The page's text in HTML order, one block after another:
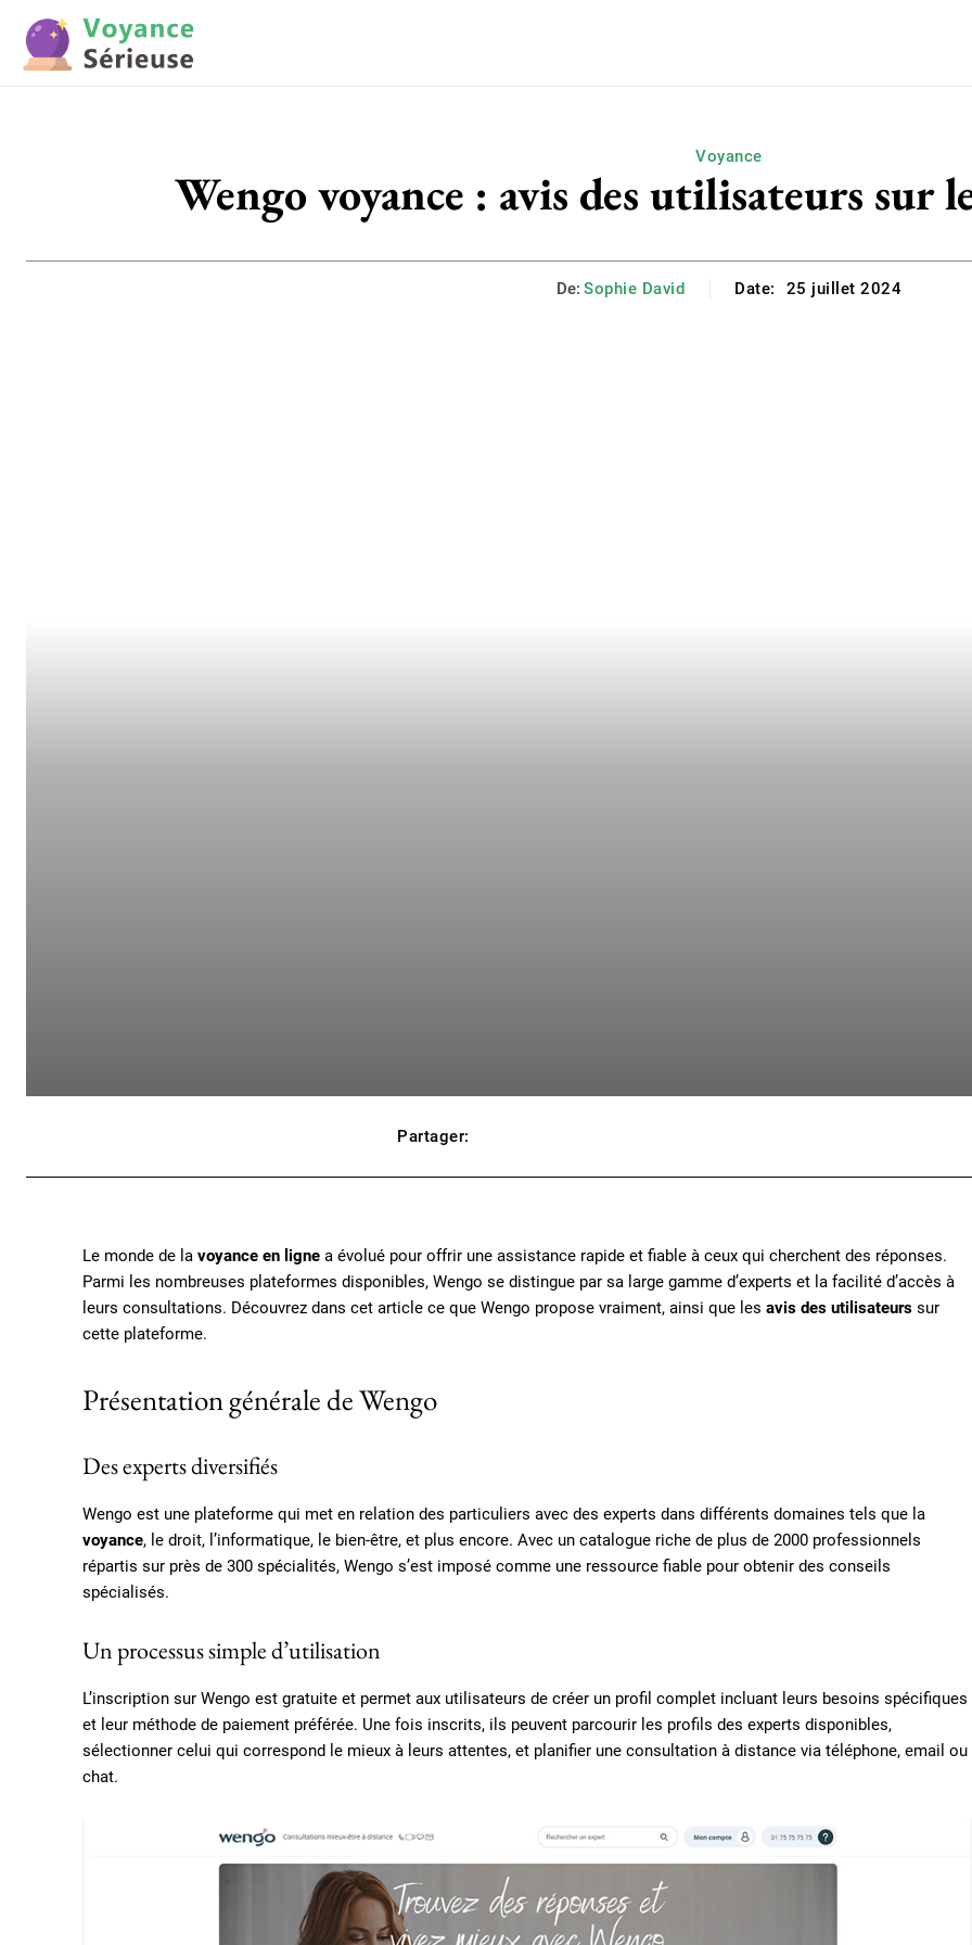
Voyance
Wengo voyance : avis des utilisateurs sur
De: Sophie David Date: 25 juillet 2024
Partager:
Le monde de la voyance en ligne a évolué pour offrir une assistance rapide et fiable à ceux qui cherchent des réponses.
Parmi les nombreuses plateformes disponibles, Wengo se distingue par sa large gamme d’experts et la facilité d’accès à
leurs consultations. Découvrez dans cet article ce que Wengo propose vraiment, ainsi que les avis des utilisateurs sur
cette plateforme.
Présentation générale de Wengo
Des experts diversifiés
Wengo est une plateforme qui met en relation des particuliers avec des experts dans différents domaines tels que la
voyance, le droit, l’informatique, le bien-être, et plus encore. Avec un catalogue riche de plus de 2000 professionnels
répartis sur près de 300 spécialités, Wengo s’est imposé comme une ressource fiable pour obtenir des conseils
spécialisés.
Un processus simple d’utilisation
L’inscription sur Wengo est gratuite et permet aux utilisateurs de créer un profil complet incluant leurs besoins spécifiques
et leur méthode de paiement préférée. Une fois inscrits, ils peuvent parcourir les profils des experts disponibles,
sélectionner celui qui correspond le mieux à leurs attentes, et planifier une consultation à distance via téléphone, email ou
chat.